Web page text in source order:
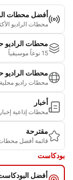
أفضل محطات
محطات الراديو
محطات الراديو
15 نوعاً موسيقياً
محطات
محطات راديو محلية
أخبار
محطات إذاعية
مقترحة
قائمة أفضل محطات
بودكاست
أفضل